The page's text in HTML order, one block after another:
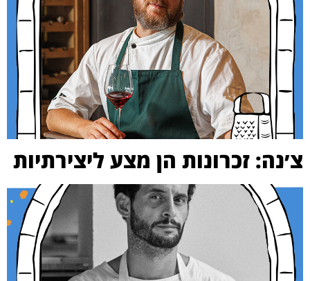
צ׳נה: זכרונות הן מצע ליצירתיות